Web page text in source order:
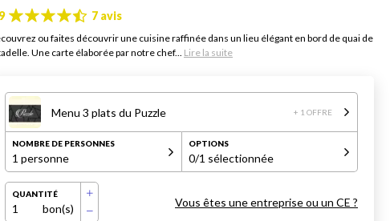
7 avis
ou faites découvrir une cuisine raffinée dans un lieu élégant en bord de quai de
Une carte élaborée par notre chef... Lire la suite
Menu 3 plats du Puzzle + 1 OFFRE
NOMBRE DE PERSONNES
1 personne
OPTIONS
0/1 sélectionnée
QUANTITÉ
1 bon(s) Vous êtes une entreprise ou un CE ?